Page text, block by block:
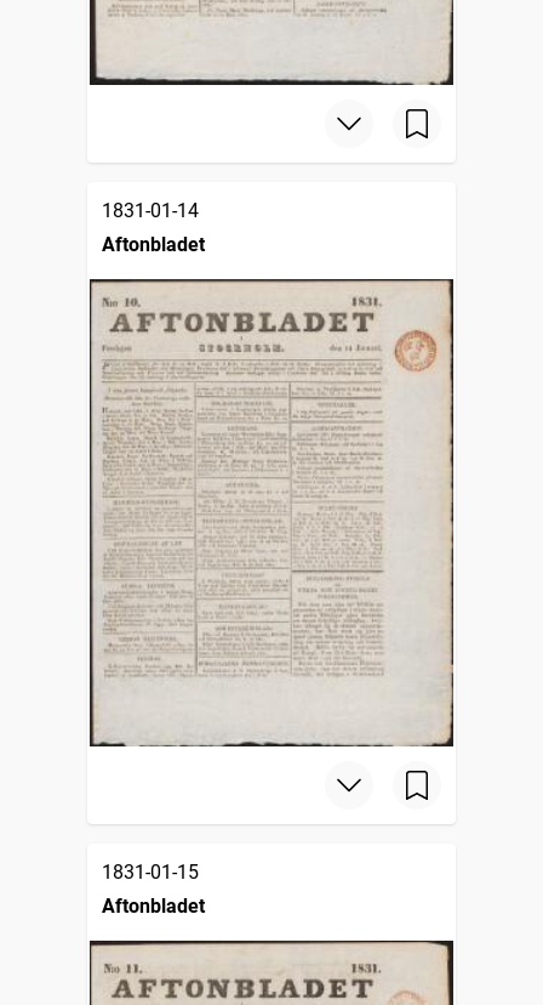
1831-01-14
Aftonbladet
1831-01-15
Aftonbladet